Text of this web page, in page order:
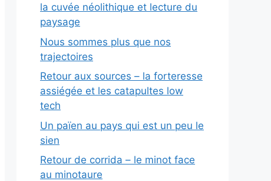
la cuvée néolithique et lecture du
paysage
Nous sommes plus que nos
trajectoires
Retour aux sources – la forteresse
assiégée et les catapultes low
tech
Un païen au pays qui est un peu le
sien
Retour de corrida – le minot face
au minotaure